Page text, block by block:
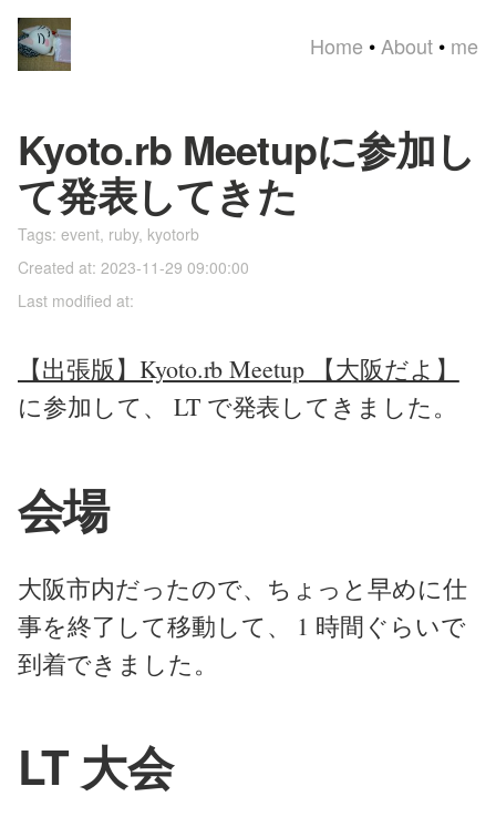
Home • About • me
Kyoto.rb Meetupに参加し
て発表してきた
Tags: event, ruby, kyotorb
Created at: 2023-11-29 09:00:00
Last modified at:
【出張版】Kyoto.rb Meetup 【大阪だよ】
に参加して、 LT で発表してきました。
会場
大阪市内だったので、ちょっと早めに仕
事を終了して移動して、 1 時間ぐらいで
到着できました。
LT 大会